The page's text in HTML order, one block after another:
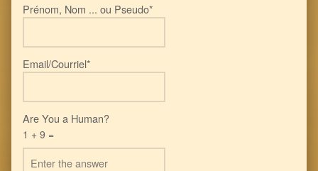
Prénom, Nom ... ou Pseudo*
Email/Courriel*
Are You a Human?
1 + 9 =